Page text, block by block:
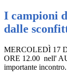
I campioni
dalle
MERCOLEDÌ 17
ORE 12.00 nell'
importante incontro.